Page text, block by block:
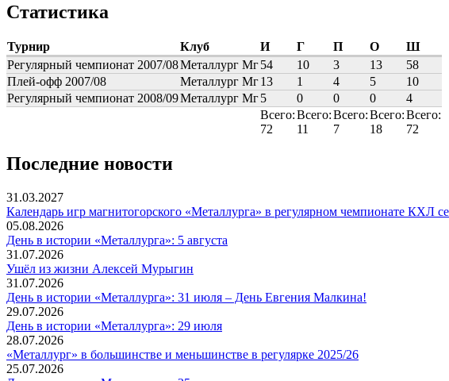
Статистика
Турнир Клуб И Г П О
Ш
Регулярный чемпионат 2007/08Металлург Мг54 10 3 13
58
Плей-офф 2007/08
Металлург Мг13 1 4 5
10
Регулярный чемпионат 2008/09Металлург Мг5 0 0 0
4
Всего:
72
Всего:
11
Всего:
7
Всего:
18
Всего:
72
Последние новости
31.03.2027
Календарь игр магнитогорского «Металлурга» в регулярном чемпионате КХЛ
05.08.2026
День в истории «Металлурга»: 5 августа
31.07.2026
Ушёл из жизни Алексей Мурыгин
31.07.2026
День в истории «Металлурга»: 31 июля – День Евгения Малкина!
29.07.2026
День в истории «Металлурга»: 29 июля
28.07.2026
«Металлург» в большинстве и меньшинстве в регулярке 2025/26
25.07.2026